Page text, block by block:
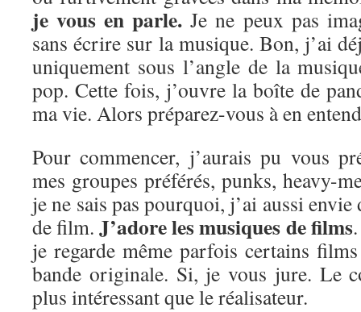
je vous en parle. Je ne peux pas
sans écrire sur la musique. Bon, j’ai
uniquement sous l’angle de la
pop. Cette fois, j’ouvre la boîte de
ma vie. Alors préparez-vous à en
Pour commencer, j’aurais pu vous
mes groupes préférés, punks, heavy-
je ne sais pas pourquoi, j’ai aussi
de film.J’adore les musiques de films
je regarde même parfois certains
bande originale. Si, je vous jure. Le
plus intéressant que le réalisateur.